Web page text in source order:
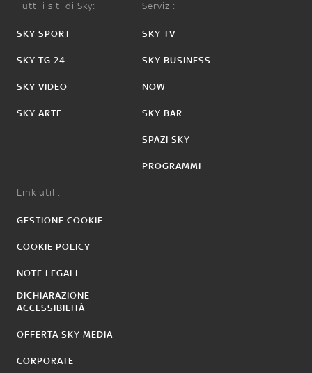
Tutti i siti di Sky:
SKY SPORT
SKY TG 24
SKY VIDEO
SKY ARTE
Servizi:
SKY TV
SKY BUSINESS
NOW
SKY BAR
SPAZI SKY
PROGRAMMI
Link utili:
GESTIONE COOKIE
COOKIE POLICY
NOTE LEGALI
DICHIARAZIONE
ACCESSIBILITÀ
OFFERTA SKY MEDIA
CORPORATE